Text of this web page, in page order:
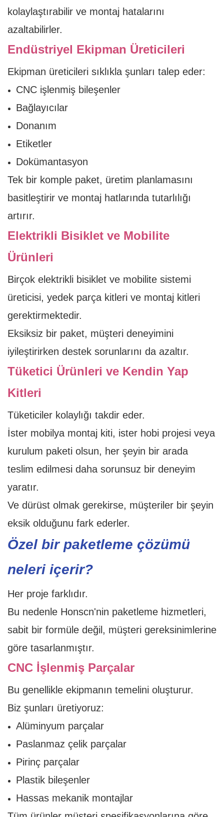
kolaylaştırabilir ve montaj hatalarını
azaltabilirler.
Endüstriyel Ekipman Üreticileri
Ekipman üreticileri sıklıkla şunları talep eder:
CNC işlenmiş bileşenler
Bağlayıcılar
Donanım
Etiketler
Dokümantasyon
Tek bir komple paket, üretim planlamasını
basitleştirir ve montaj hatlarında tutarlılığı
artırır.
Elektrikli Bisiklet ve Mobilite
Ürünleri
Birçok elektrikli bisiklet ve mobilite sistemi
üreticisi, yedek parça kitleri ve montaj kitleri
gerektirmektedir.
Eksiksiz bir paket, müşteri deneyimini
iyileştirirken destek sorunlarını da azaltır.
Tüketici Ürünleri ve Kendin Yap
Kitleri
Tüketiciler kolaylığı takdir eder.
İster mobilya montaj kiti, ister hobi projesi veya
kurulum paketi olsun, her şeyin bir arada
teslim edilmesi daha sorunsuz bir deneyim
yaratır.
Ve dürüst olmak gerekirse, müşteriler bir şeyin
eksik olduğunu fark ederler.
Özel bir paketleme çözümü
neleri içerir?
Her proje farklıdır.
Bu nedenle Honscn'nin paketleme hizmetleri,
sabit bir formüle değil, müşteri gereksinimlerine
göre tasarlanmıştır.
CNC İşlenmiş Parçalar
Bu genellikle ekipmanın temelini oluşturur.
Biz şunları üretiyoruz:
Alüminyum parçalar
Paslanmaz çelik parçalar
Pirinç parçalar
Plastik bileşenler
Hassas mekanik montajlar